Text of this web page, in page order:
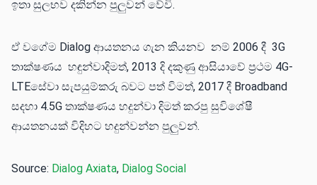
ඉතා සුලභව දකින්න පුලුවන් වේවි.
ඒ වගේම Dialog ආයතනය ගැන කියනව නම් 2006 දී 3G
තාක්ෂණය හඳුන්වාදිමත්, 2013 දි දකුණු ආසියාවේ ප්‍රථම 4G-
LTE‌‌සේවා සැපයුම්කරු බවට පත් විමත්, 2017 දී Broadband
සදහා 4.5G තාක්ෂණය හදුන්වා දිමත් කරපු සුවිශේෂී
ආයතනයක් විදිහට හදුන්වන්න පුලුවන්.
Source: Dialog Axiata, Dialog Social